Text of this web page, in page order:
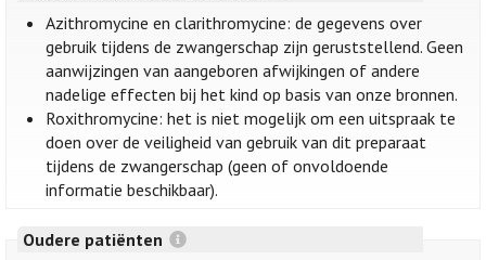
Azithromycine en clarithromycine: de gegevens over
gebruik tijdens de zwangerschap zijn geruststellend. Geen
aanwijzingen van aangeboren afwijkingen of andere
nadelige effecten bij het kind op basis van onze bronnen.
Roxithromycine: het is niet mogelijk om een uitspraak te
doen over de veiligheid van gebruik van dit preparaat
tijdens de zwangerschap (geen of onvoldoende
informatie beschikbaar).
Oudere patiënten